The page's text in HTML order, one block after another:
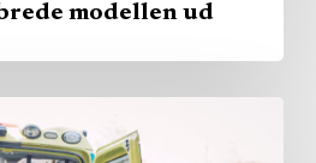
modellen ud